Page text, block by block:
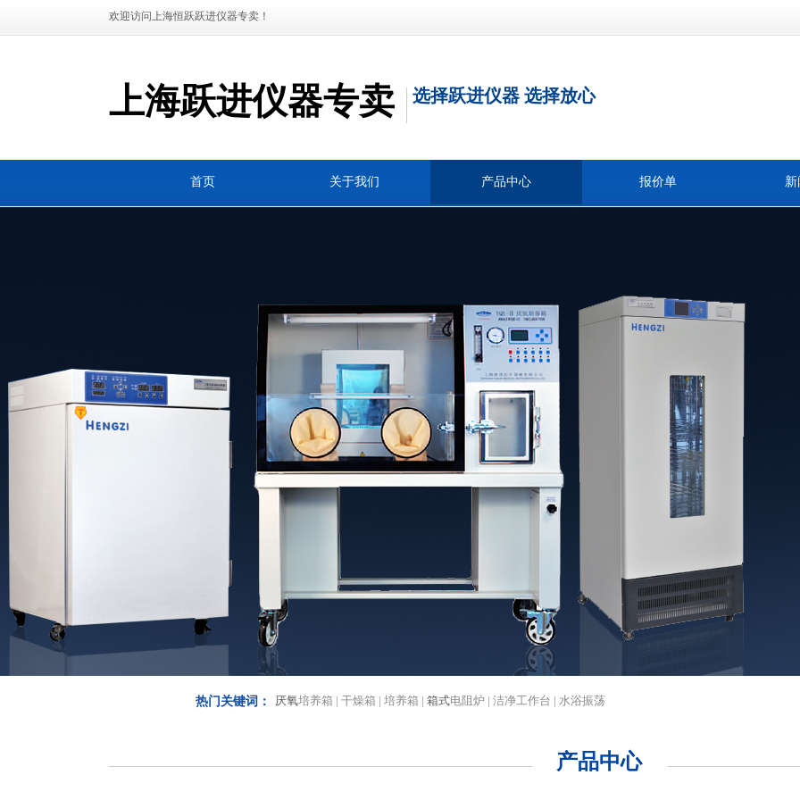
欢迎访问上海恒跃跃进仪器专卖！
上海跃进仪器专卖 选择跃进仪器 选择放心
首页 关于我们 产品中心 报价单
厌氧培养箱 | 干燥箱 | 培养箱 | 箱式电阻炉 | 洁净工作台 | 水浴振荡
热门关键词：
产品中心